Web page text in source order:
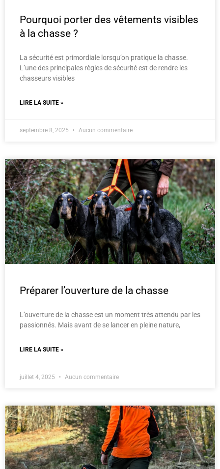
Pourquoi porter des vêtements visibles
à la chasse ?
La sécurité est primordiale lorsqu’on pratique la chasse.
L’une des principales règles de sécurité est de rendre les
chasseurs visibles
LIRE LA SUITE »
septembre 8, 2025 Aucun commentaire
Préparer l’ouverture de la chasse
L’ouverture de la chasse est un moment très attendu par les
passionnés. Mais avant de se lancer en pleine nature,
LIRE LA SUITE »
juillet 4, 2025 Aucun commentaire